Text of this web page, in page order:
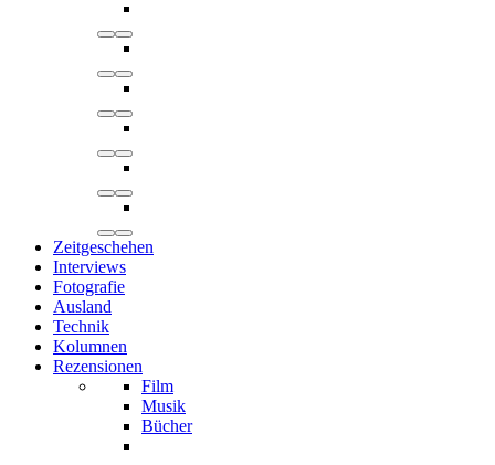
Zeitgeschehen
Interviews
Fotografie
Ausland
Technik
Kolumnen
Rezensionen
Film
Musik
Bücher